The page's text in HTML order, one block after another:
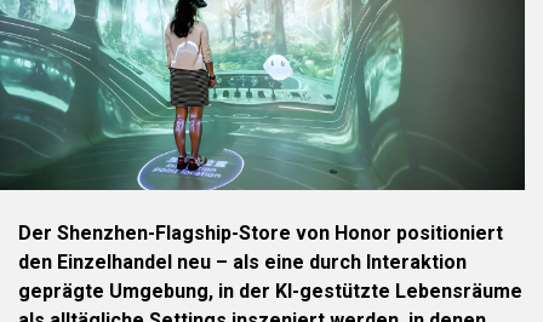
Der Shenzhen-Flagship-Store von Honor positioniert
den Einzelhandel neu – als eine durch Interaktion
geprägte Umgebung, in der KI-gestützte Lebensräume